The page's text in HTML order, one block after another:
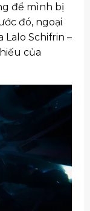
để mình bị
đó, ngoại
Schifrin –
của